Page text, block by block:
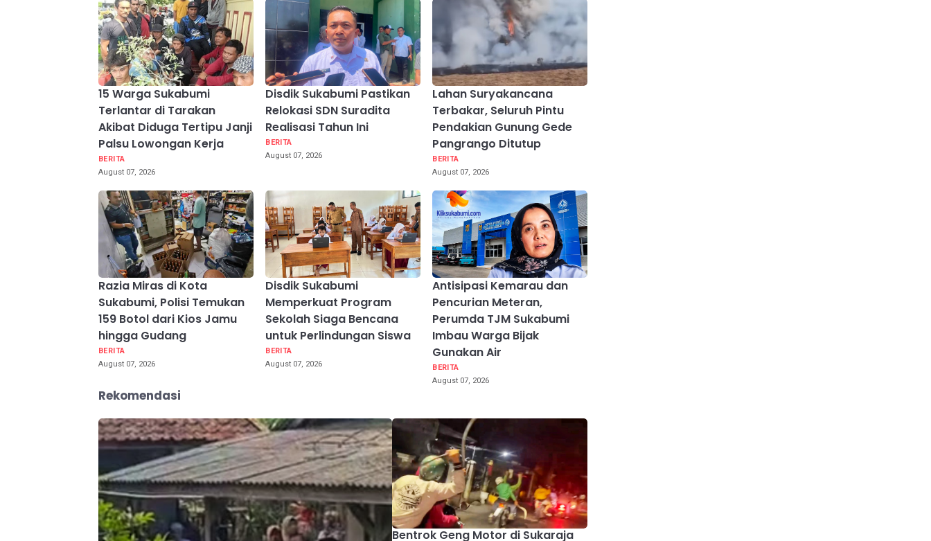
15 Warga Sukabumi
Terlantar di Tarakan
Akibat Diduga Tertipu Janji
Palsu Lowongan Kerja
BERITA
August 07, 2026
Disdik Sukabumi Pastikan
Relokasi SDN Suradita
Realisasi Tahun Ini
BERITA
August 07, 2026
Lahan Suryakancana
Terbakar, Seluruh Pintu
Pendakian Gunung Gede
Pangrango Ditutup
BERITA
August 07, 2026
Razia Miras di Kota
Sukabumi, Polisi Temukan
159 Botol dari Kios Jamu
hingga Gudang
BERITA
August 07, 2026
Disdik Sukabumi
Memperkuat Program
Sekolah Siaga Bencana
untuk Perlindungan Siswa
BERITA
August 07, 2026
Antisipasi Kemarau dan
Pencurian Meteran,
Perumda TJM Sukabumi
Imbau Warga Bijak
Gunakan Air
BERITA
August 07, 2026
Rekomendasi
Bentrok Geng Motor di Sukaraja